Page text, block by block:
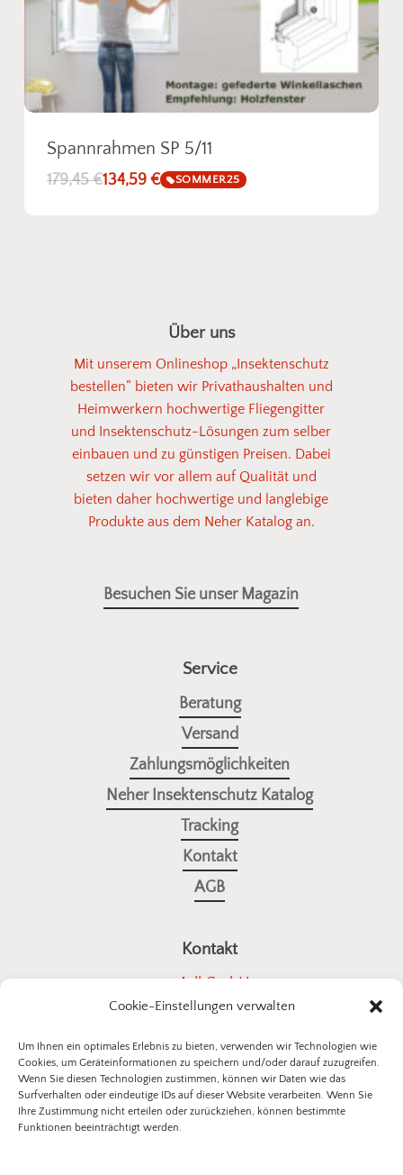
Cookie-Einstellungen verwalten
Um Ihnen ein optimales Erlebnis zu bieten, verwenden wir Technologien wie
Cookies, um Geräteinformationen zu speichern und/oder darauf zuzugreifen.
Wenn Sie diesen Technologien zustimmen, können wir Daten wie das
Surfverhalten oder eindeutige IDs auf dieser Website verarbeiten. Wenn Sie
Ihre Zustimmung nicht erteilen oder zurückziehen, können bestimmte
Funktionen beeinträchtigt werden.
Spannrahmen SP 5/11
179,45€134,59 € SOMMER25
Über uns
Mit unserem Onlineshop „Insektenschutz
bestellen“ bieten wir Privathaushalten und
Heimwerkern hochwertige Fliegengitter
und Insektenschutz-Lösungen zum selber
einbauen und zu günstigen Preisen. Dabei
setzen wir vor allem auf Qualität und
bieten daher hochwertige und langlebige
Produkte aus dem Neher Katalog an.
Besuchen Sie unser Magazin
Service
Beratung
Versand
Zahlungsmöglichkeiten
Neher Insektenschutz Katalog
Tracking
Kontakt
AGB
Kontakt
a4all GmbH
Stuttgarter Straße 10
73614 Schorndorf
E-Mail:kontakt@insektenschutz-bestellen.de